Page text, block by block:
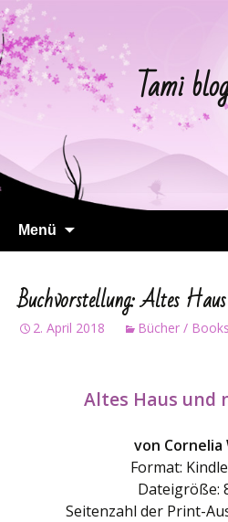
Tami
Menü
Buchvorstellung: Altes
2. April 2018 Bücher / Books
Altes Haus und
von
Format:
Dateigröße:
Seitenzahl der Print-